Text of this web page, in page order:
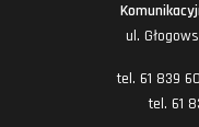
ul.
tel. 61 839
tel. 61